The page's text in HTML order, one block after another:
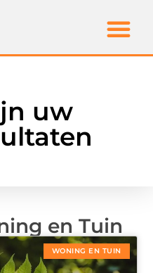
uw
en Tuin
WONING EN TUIN